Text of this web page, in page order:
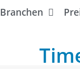
Branchen